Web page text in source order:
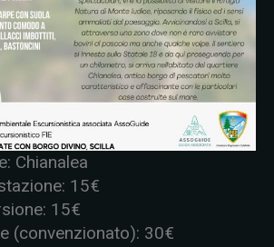
Chianalea
15€
15€
(convenzionato): 30€